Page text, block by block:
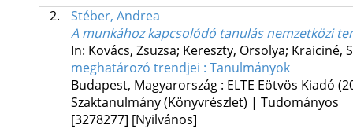
2.
Stéber, Andrea
A munkához kapcsolódó tanulás nemzetközi
In: Kovács, Zsuzsa; Kereszty, Orsolya; Kraiciné,
meghatározó trendjei : Tanulmányok
Budapest, Magyarország : ELTE Eötvös Kiadó
Szaktanulmány (Könyvrészlet) | Tudományos
[3278277] [Nyilvános]